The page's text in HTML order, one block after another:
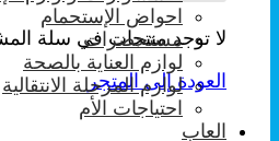
لا توجد منتجات في سلة
العودة إلى المتجر
احواض الإستحمام
مستحضرات
لوازم العناية بالصحة
لوازم المرحلة الانتقالية
احتياجات الأم
العاب